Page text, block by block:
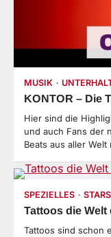
MUSIK
KONTOR – Die
Hier sind die
und auch Fans der
Beats aus aller Welt
SPEZIELLES
Tattoos die
Tattoos sind schon